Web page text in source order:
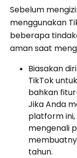
Sebelum
menggunakan
beberapa
aman saat
Biasakan
TikTok
bahkan
Jika Anda
platform
mengenali
tahun.